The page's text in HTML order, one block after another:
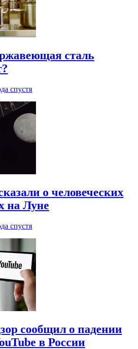
сталь
спустя
о человеческих
на Луне
спустя
сообщил о падении
в России